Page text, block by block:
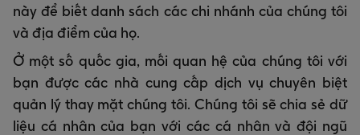
này để biết danh sách các chi nhánh của chúng tôi
và địa điểm của họ.
Ở một số quốc gia, mối quan hệ của chúng tôi với
bạn được các nhà cung cấp dịch vụ chuyên biệt
quản lý thay mặt chúng tôi. Chúng tôi sẽ chia sẻ dữ
liệu cá nhân của bạn với các cá nhân và đội ngũ